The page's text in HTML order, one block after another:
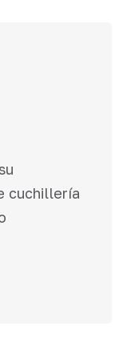
cuchillería